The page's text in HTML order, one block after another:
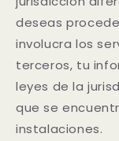
deseas
involucra los
terceros, tu
leyes de la
que se
instalaciones.